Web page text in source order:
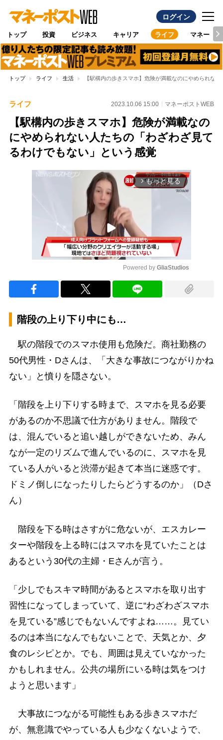
ログイン
トップ 投資 ビジネス キャリア ライフ マネー
トップ ライフ 生活 【駅構内の歩きスマホ】危険が満載なのにやめられな
ライフ 2023.10.06 15:00 マネーポストWEB
【駅構内の歩きスマホ】危険が満載なの
にやめられない人たちの「わざわざ見て
るわけでもない」という感覚
arrow_forward_ios もっと見る
Powered by GliaStudios
階段の上り下り中にも…
駅の階段でのスマホ使用も危険だ。商社勤務の
50代男性・Dさんは、「大きな事故につながりかね
ない」と憤りを隠さない。
「階段を上り下りする時まで、スマホを見る必要
があるのか不思議で仕方がありません。階段で
は、混んでいると追い越しができないため、みん
なが一定のリズムで進んでいるのに、スマホを見
ている人がいると渋滞が起きて本当に迷惑です。
ドミノ倒しになったりしたらどうするのか」（Dさ
ん）
階段を下る時はさすがに危ないが、エスカレー
ターや階段を上る時にはスマホを見ていたことは
あるという30代の主婦・Eさんが言う。
「少しでもスキマ時間があるとスマホを取り出す
習性になってしまっていて、逆に“わざわざスマホ
を見ている”感じでもないんですよね……。見てい
るのは本当になんでもないことで、天気とか、夕
食のレシピとか。でも、周囲は見えていなかった
かもしれません。公共の場所にいる時は気をつけ
ようと思います」
大事故につながる可能性もある歩きスマホだ
が、無意識でやっている人も少なくないようで、